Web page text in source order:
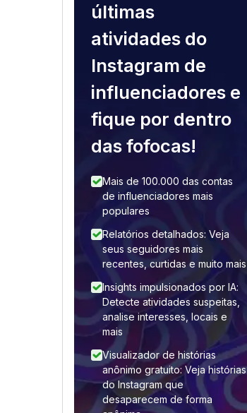
últimas
atividades do
Instagram de
influenciadores e
fique por dentro
das fofocas!
Mais de 100.000 das contas
de influenciadores mais
populares
Relatórios detalhados: Veja
seus seguidores mais
recentes, curtidas e muito mais
Insights impulsionados por IA:
Detecte atividades suspeitas,
analise interesses, locais e
mais
Visualizador de histórias
anônimo gratuito: Veja histórias
do Instagram que
desaparecem de forma